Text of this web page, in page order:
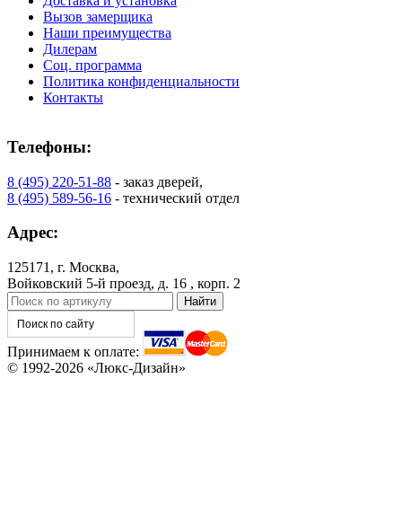
КНТ
Вызов замерщика
Наши преимущества
Дилерам
Соц. программа
Политика конфиденциальности
Контакты
Телефоны:
8 (495) 220-51-88 - заказ дверей,
8 (495) 589-56-16 - технический отдел
Адрес:
125171, г. Москва,
Войковский 5-й проезд, д. 16 , корп. 2
Принимаем к оплате:
© 1992-2026 «Люкс-Дизайн»